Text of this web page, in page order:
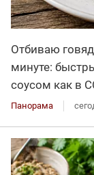
Отбиваю
минуте:
соусом как в
Панорама